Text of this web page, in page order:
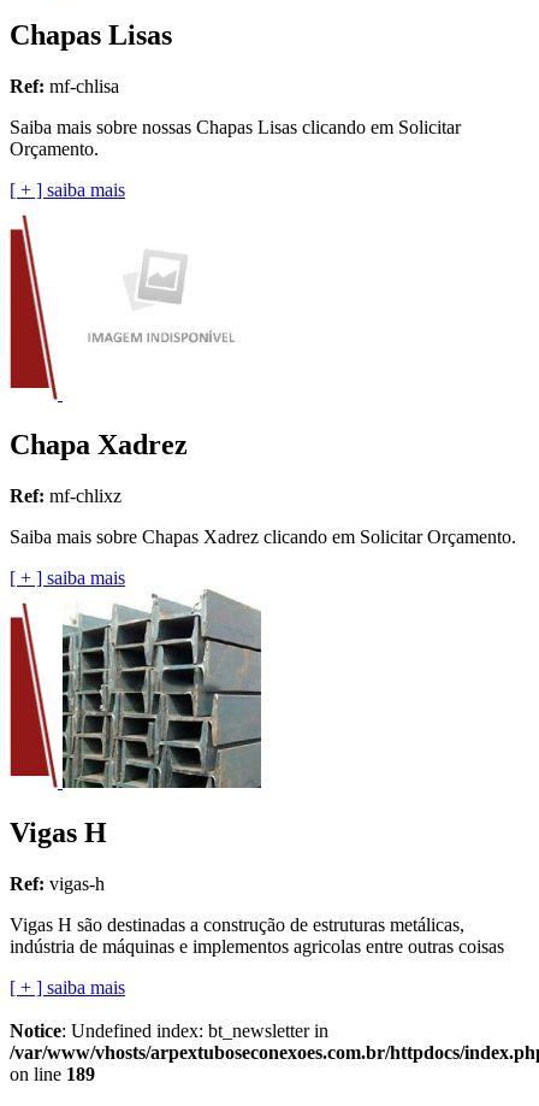
Chapas Lisas
Ref: mf-chlisa
Saiba mais sobre nossas Chapas Lisas clicando em Solicitar
Orçamento.
[ + ] saiba mais
Chapa Xadrez
Ref: mf-chlixz
Saiba mais sobre Chapas Xadrez clicando em Solicitar Orçamento.
[ + ] saiba mais
Vigas H
Ref: vigas-h
Vigas H são destinadas a construção de estruturas metálicas,
indústria de máquinas e implementos agricolas entre outras coisas
[ + ] saiba mais
Notice: Undefined index: bt_newsletter in
/var/www/vhosts/arpextuboseconexoes.com.br/httpdocs/
on line 189